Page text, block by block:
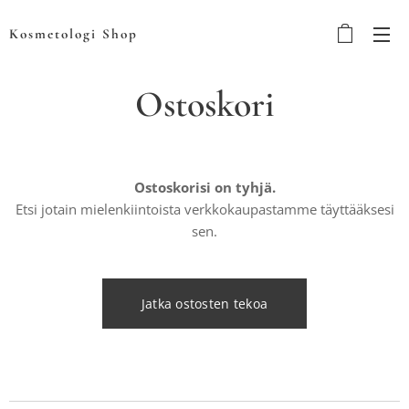
Kosmetologi Shop
Ostoskori
Ostoskorisi on tyhjä.
Etsi jotain mielenkiintoista verkkokaupastamme täyttääksesi
sen.
Jatka ostosten tekoa